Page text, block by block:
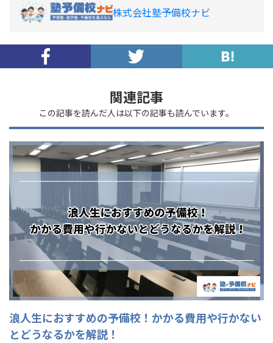
株式会社塾予備校ナビ
関連記事
この記事を読んだ人は以下の記事も読んでいます。
浪人生におすすめの予備校！かかる費用や行かない
とどうなるかを解説！